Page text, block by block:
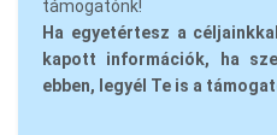
támogatónk!
Ha egyetértesz a
kapott információk, ha
ebben, legyél Te is a